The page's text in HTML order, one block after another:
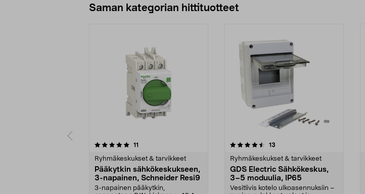
Saman kategorian hittituotteet
11
Ryhmäkeskukset & tarvikkeet
Pääkytkin sähkökeskukseen,
3-napainen, Schneider Resi9
3-napainen pääkytkin,
4.5 viidestä
13
Ryhmäkeskukset & tarvikkeet
GDS Electric Sähkökeskus,
3–5 moduulia, IP65
Vesitiivis kotelo ulkoasennuksiin –
5.0 viidestä